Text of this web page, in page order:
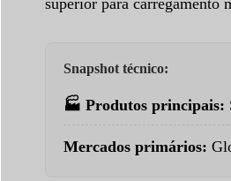
superior para carregamento
Snapshot técnico:
🏭 Produtos principais:
Mercados primários: